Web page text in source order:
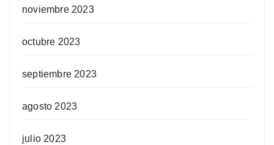
noviembre 2023
octubre 2023
septiembre 2023
agosto 2023
julio 2023